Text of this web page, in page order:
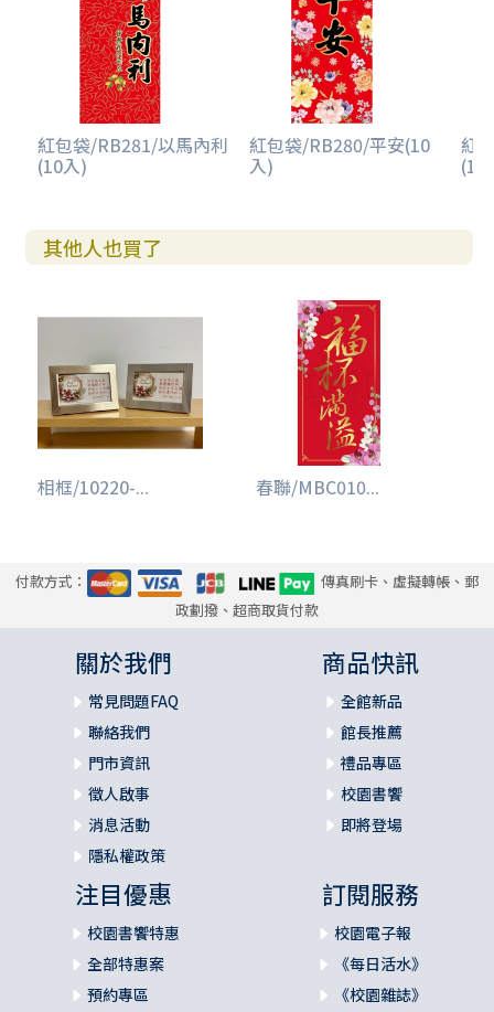
紅包袋/RB281/以馬內利
(10入)
紅包袋/RB280/平安(10
入)
紅
(10
其他人也買了
相框/10220-... 春聯/MBC010...
付款方式：
傳真刷卡、虛擬轉帳、郵
政劃撥、超商取貨付款
關於我們
常見問題FAQ
聯絡我們
門市資訊
徵人啟事
消息活動
隱私權政策
商品快訊
全館新品
館長推薦
禮品專區
校園書饗
即將登場
注目優惠
校園書饗特惠
全部特惠案
預約專區
訂閱服務
校園電子報
《每日活水》
《校園雜誌》